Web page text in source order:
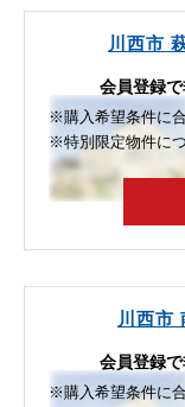
川西市
会員登録
※購入希望条件に
※特別限定物件に
川西市
会員登録
※購入希望条件に